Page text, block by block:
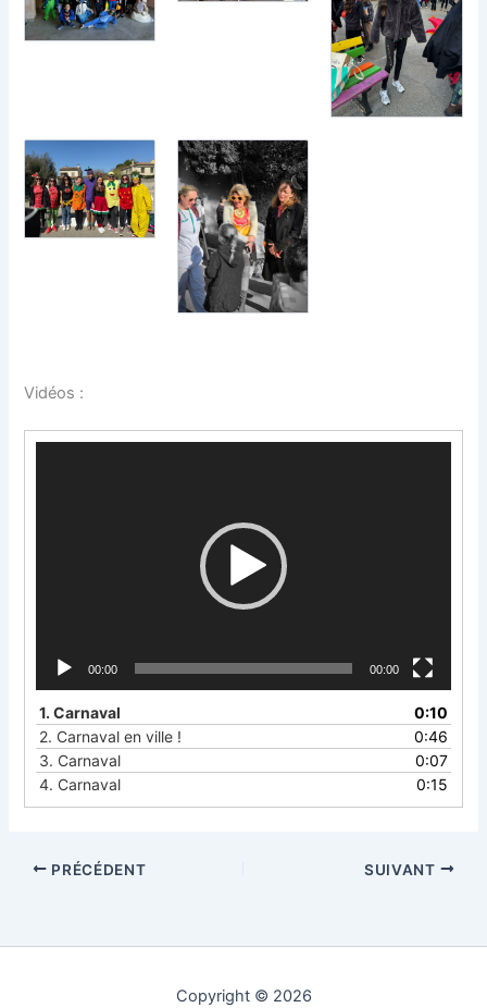
Vidéos :
00:00 00:00
1.Carnaval
0:10
2. Carnaval en ville !
0:46
3. Carnaval
0:07
4. Carnaval 0:15
PRÉCÉDENT SUIVANT
Copyright © 2026